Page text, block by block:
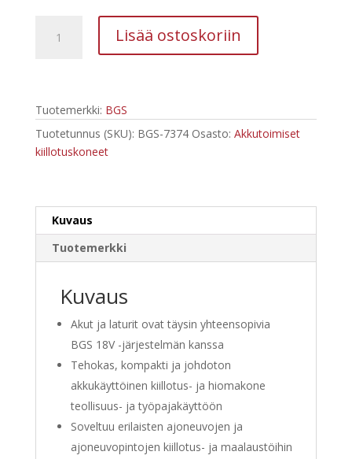
7374
hiomakone,
150
mm
Lisää ostoskoriin
Tuotemerkki: BGS
Tuotetunnus (SKU): BGS-7374 Osasto: Akkutoimiset
kiillotuskoneet
Kuvaus
Tuotemerkki
Kuvaus
Akut ja laturit ovat täysin yhteensopivia
BGS 18V -järjestelmän kanssa
Tehokas, kompakti ja johdoton
akkukäyttöinen kiillotus- ja hiomakone
teollisuus- ja työpajakäyttöön
Soveltuu erilaisten ajoneuvojen ja
ajoneuvopintojen kiillotus- ja maalaustöihin